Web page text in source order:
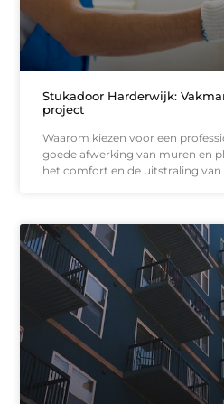
Stukadoor Harderwijk:
project
Waarom kiezen voor een
goede afwerking van muren en
het comfort en de uitstraling van